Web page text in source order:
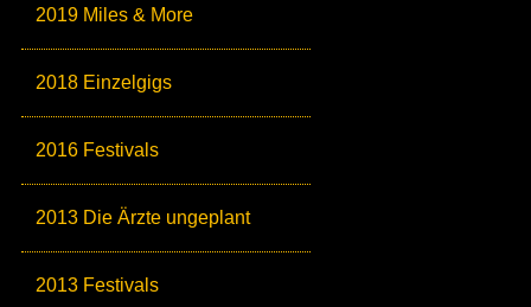
2019 Miles & More
2018 Einzelgigs
2016 Festivals
2013 Die Ärzte ungeplant
2013 Festivals